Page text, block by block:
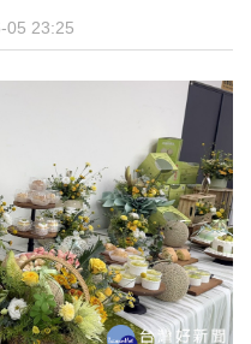
05 23:25